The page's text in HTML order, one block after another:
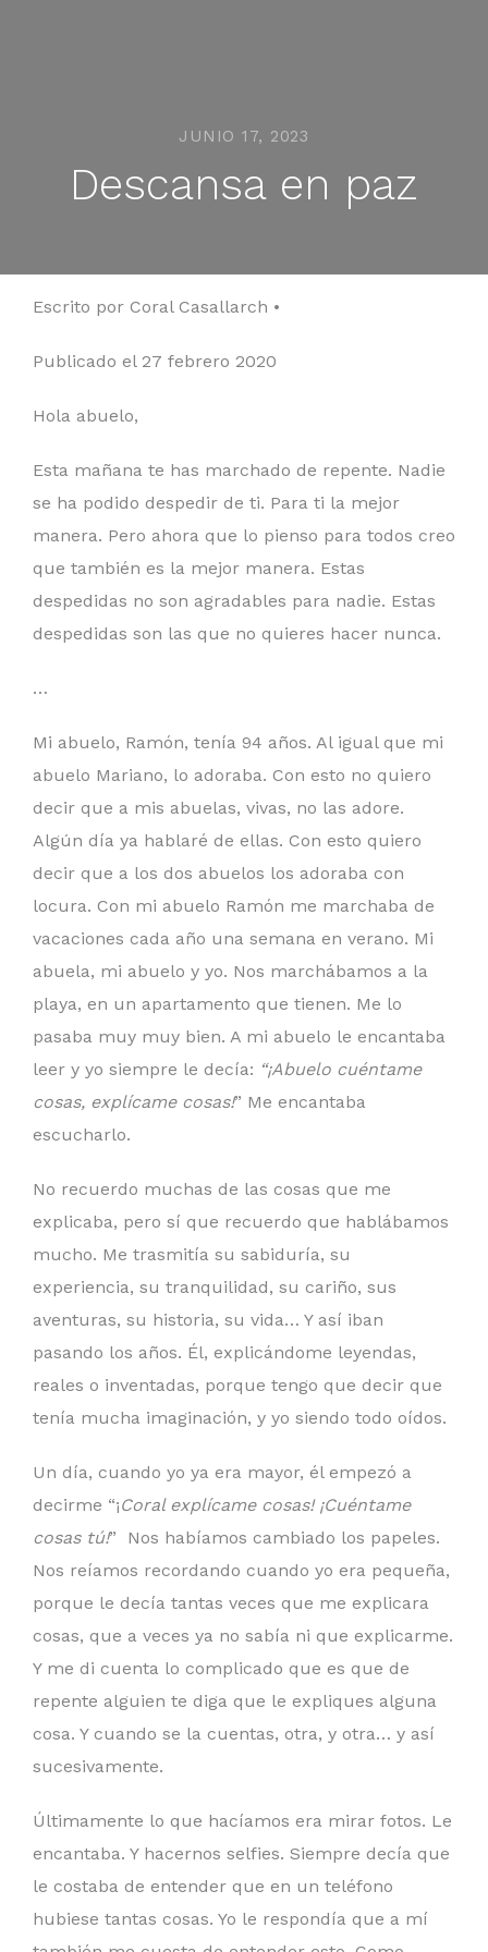
JUNIO 17, 2023
Descansa en paz
Escrito por Coral Casallarch •
Publicado el 27 febrero 2020
Hola abuelo,
Esta mañana te has marchado de repente. Nadie
se ha podido despedir de ti. Para ti la mejor
manera. Pero ahora que lo pienso para todos creo
que también es la mejor manera. Estas
despedidas no son agradables para nadie. Estas
despedidas son las que no quieres hacer nunca.
…
Mi abuelo, Ramón, tenía 94 años. Al igual que mi
abuelo Mariano, lo adoraba. Con esto no quiero
decir que a mis abuelas, vivas, no las adore.
Algún día ya hablaré de ellas. Con esto quiero
decir que a los dos abuelos los adoraba con
locura. Con mi abuelo Ramón me marchaba de
vacaciones cada año una semana en verano. Mi
abuela, mi abuelo y yo. Nos marchábamos a la
playa, en un apartamento que tienen. Me lo
pasaba muy muy bien. A mi abuelo le encantaba
leer y yo siempre le decía: “¡Abuelo cuéntame
cosas, explícame cosas!” Me encantaba
escucharlo.
No recuerdo muchas de las cosas que me
explicaba, pero sí que recuerdo que hablábamos
mucho. Me trasmitía su sabiduría, su
experiencia, su tranquilidad, su cariño, sus
aventuras, su historia, su vida… Y así iban
pasando los años. Él, explicándome leyendas,
reales o inventadas, porque tengo que decir que
tenía mucha imaginación, y yo siendo todo oídos.
Un día, cuando yo ya era mayor, él empezó a
decirme “¡Coral explícame cosas! ¡Cuéntame
cosas tú!” Nos habíamos cambiado los papeles.
Nos reíamos recordando cuando yo era pequeña,
porque le decía tantas veces que me explicara
cosas, que a veces ya no sabía ni que explicarme.
Y me di cuenta lo complicado que es que de
repente alguien te diga que le expliques alguna
cosa. Y cuando se la cuentas, otra, y otra… y así
sucesivamente.
Últimamente lo que hacíamos era mirar fotos. Le
encantaba. Y hacernos selfies. Siempre decía que
le costaba de entender que en un teléfono
hubiese tantas cosas. Yo le respondía que a mí